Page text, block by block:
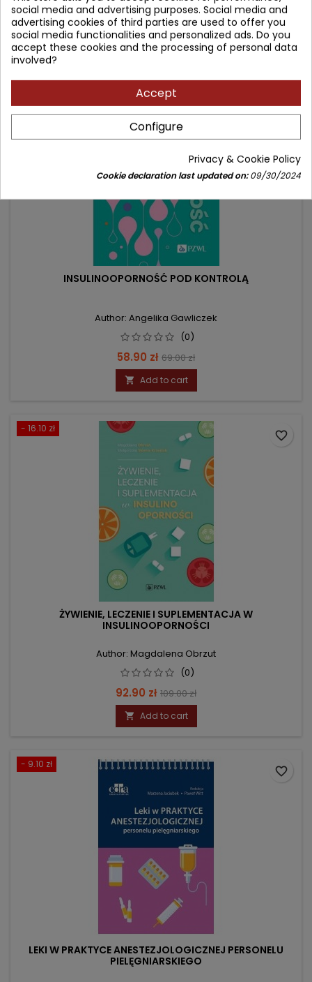
Price
109.90 złRegular
price
129.00 zł
 Add to cart
INSULINOOPORNOŚĆ POD KONTROLĄ
Author: Angelika Gawliczek
(0)
Price
58.90 zł Regular
price
69.00 zł
 Add to cart
- 16.10 zł
ŻYWIENIE, LECZENIE I SUPLEMENTACJA W
INSULINOOPORNOŚCI
Author: Magdalena Obrzut
(0)
Price
92.90 zł Regular
price
109.00 zł
 Add to cart
favorite_border
- 9.10 zł
LEKI W PRAKTYCE ANESTEZJOLOGICZNEJ PERSONELU
PIELĘGNIARSKIEGO
favorite_border
social media and advertising purposes. Social media and
advertising cookies of third parties are used to offer you
social media functionalities and personalized ads. Do you
accept these cookies and the processing of personal data
involved?
Accept
Configure
Privacy & Cookie Policy
Cookie declaration last updated on:09/30/2024